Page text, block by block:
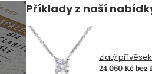
Příklady z naší
zlatý
24 060 Kč bez